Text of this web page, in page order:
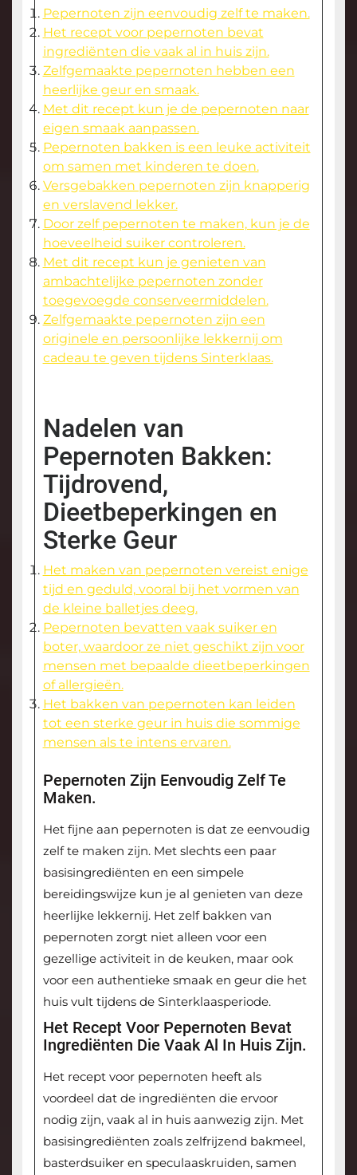
Pepernoten zijn eenvoudig zelf te maken.
Het recept voor pepernoten bevat
ingrediënten die vaak al in huis zijn.
Zelfgemaakte pepernoten hebben een
heerlijke geur en smaak.
Met dit recept kun je de pepernoten naar
eigen smaak aanpassen.
Pepernoten bakken is een leuke activiteit
om samen met kinderen te doen.
Versgebakken pepernoten zijn knapperig
en verslavend lekker.
Door zelf pepernoten te maken, kun je de
hoeveelheid suiker controleren.
Met dit recept kun je genieten van
ambachtelijke pepernoten zonder
toegevoegde conserveermiddelen.
Zelfgemaakte pepernoten zijn een
originele en persoonlijke lekkernij om
cadeau te geven tijdens Sinterklaas.
Nadelen van
Pepernoten Bakken:
Tijdrovend,
Dieetbeperkingen en
Sterke Geur
Het maken van pepernoten vereist enige
tijd en geduld, vooral bij het vormen van
de kleine balletjes deeg.
Pepernoten bevatten vaak suiker en
boter, waardoor ze niet geschikt zijn voor
mensen met bepaalde dieetbeperkingen
of allergieën.
Het bakken van pepernoten kan leiden
tot een sterke geur in huis die sommige
mensen als te intens ervaren.
Pepernoten Zijn Eenvoudig Zelf Te
Maken.
Het fijne aan pepernoten is dat ze eenvoudig
zelf te maken zijn. Met slechts een paar
basisingrediënten en een simpele
bereidingswijze kun je al genieten van deze
heerlijke lekkernij. Het zelf bakken van
pepernoten zorgt niet alleen voor een
gezellige activiteit in de keuken, maar ook
voor een authentieke smaak en geur die het
huis vult tijdens de Sinterklaasperiode.
Het Recept Voor Pepernoten Bevat
Ingrediënten Die Vaak Al In Huis Zijn.
Het recept voor pepernoten heeft als
voordeel dat de ingrediënten die ervoor
nodig zijn, vaak al in huis aanwezig zijn. Met
basisingrediënten zoals zelfrijzend bakmeel,
basterdsuiker en speculaaskruiden, samen